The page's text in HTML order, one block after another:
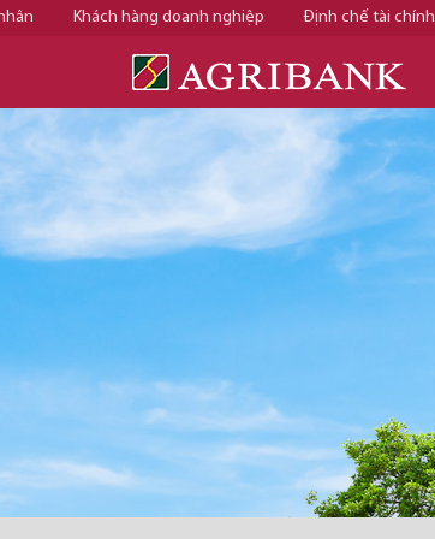
Khách hàng doanh nghiệp Định chế tài chính